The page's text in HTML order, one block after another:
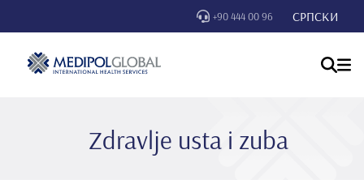
+90 444 00 96 СРПСКИ
Zdravlje usta i zuba